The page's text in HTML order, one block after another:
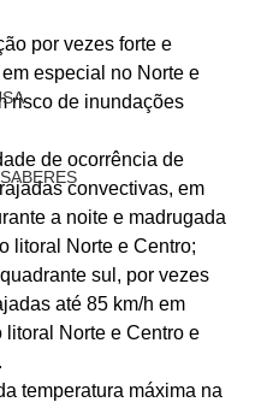
por vezes forte e
especial no Norte e
risco de inundações
de ocorrência de
convectivas, em
a noite e madrugada
litoral Norte e Centro;
sul, por vezes
até 85 km/h em
litoral Norte e Centro e
temperatura máxima na